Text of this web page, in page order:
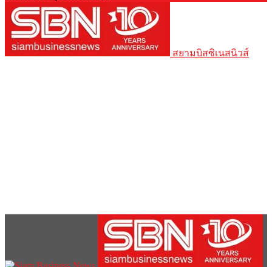
สยามบิสซิเนสนิวส์